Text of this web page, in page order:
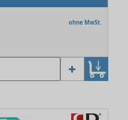
ohne MwSt.